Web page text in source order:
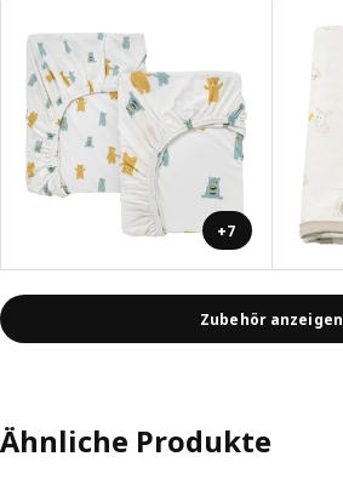
+7
Zubehör anzeigen
Ähnliche Produkte